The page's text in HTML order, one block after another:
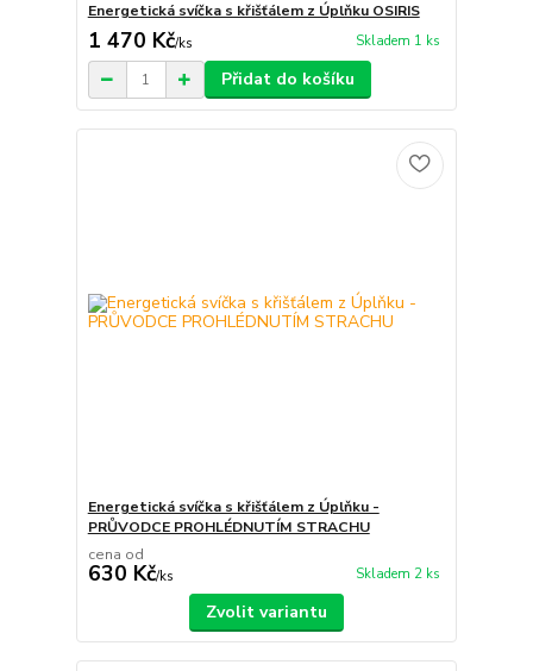
Energetická svíčka s křišťálem z Úplňku OSIRIS
1 470 Kč/ks Skladem 1 ks
Přidat do košíku
Energetická svíčka s křišťálem z Úplňku -
PRŮVODCE PROHLÉDNUTÍM STRACHU
cena od
630 Kč/ks Skladem 2 ks
Zvolit variantu